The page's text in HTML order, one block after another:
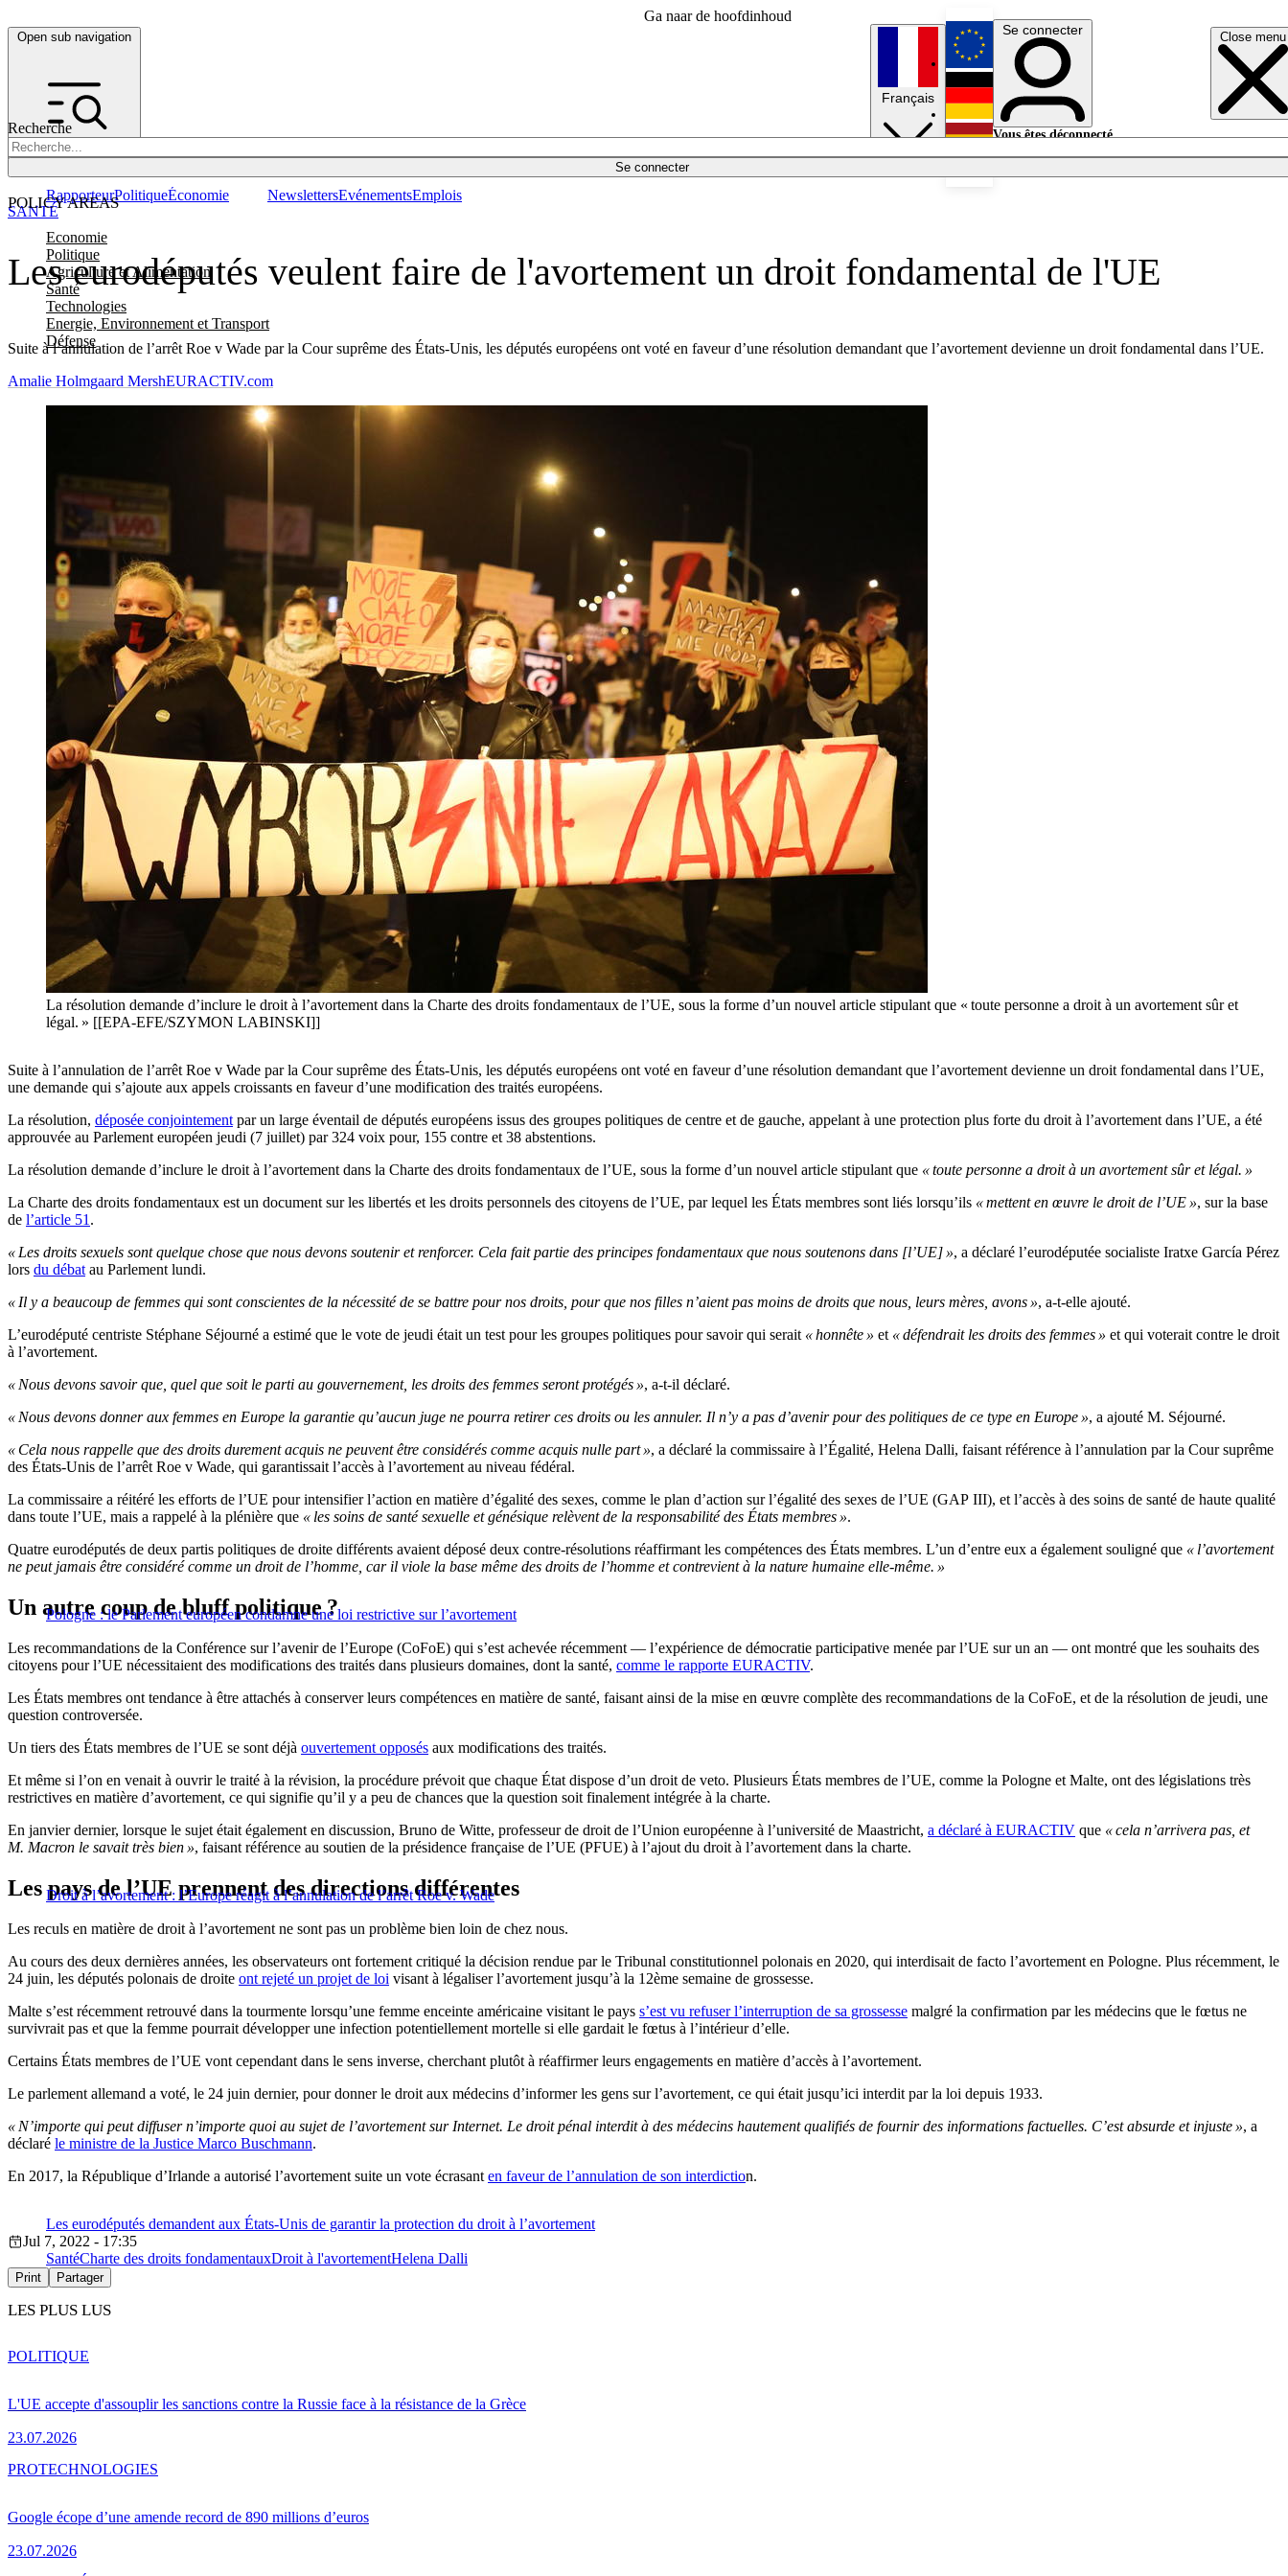
Ga naar de hoofdinhoud
Open sub navigation Close menu
Recherche
Se connecter
POLICY AREAS
Economie
Politique
Agriculture et Alimentation
Santé
Technologies
Energie, Environnement et Transport
Défense
RapporteurPolitiqueÉconomie NewslettersEvénementsEmplois
Français
English
Deutsch
Se connecter
Vous êtes déconnecté.
Les eurodéputés veulent faire de l'avortement un droit fondamental de l'UE
Suite à l’annulation de l’arrêt Roe v Wade par la Cour suprême des États-Unis, les députés européens ont voté en faveur d’une résolution demandant que l’avortement devienne un droit fondamental dans l’UE.
SANTÉ
Amalie Holmgaard MershEURACTIV.com
La résolution demande d’inclure le droit à l’avortement dans la Charte des droits fondamentaux de l’UE, sous la forme d’un nouvel article stipulant que « toute personne a droit à un avortement sûr et
légal. » [[EPA-EFE/SZYMON LABINSKI]]
Suite à l’annulation de l’arrêt Roe v Wade par la Cour suprême des États-Unis, les députés européens ont voté en faveur d’une résolution demandant que l’avortement devienne un droit fondamental dans l’UE,
une demande qui s’ajoute aux appels croissants en faveur d’une modification des traités européens.
La résolution, déposée conjointement par un large éventail de députés européens issus des groupes politiques de centre et de gauche, appelant à une protection plus forte du droit à l’avortement dans l’UE, a été
approuvée au Parlement européen jeudi (7 juillet) par 324 voix pour, 155 contre et 38 abstentions.
La résolution demande d’inclure le droit à l’avortement dans la Charte des droits fondamentaux de l’UE, sous la forme d’un nouvel article stipulant que « toute personne a droit à un avortement sûr et légal. »
La Charte des droits fondamentaux est un document sur les libertés et les droits personnels des citoyens de l’UE, par lequel les États membres sont liés lorsqu’ils « mettent en œuvre le droit de l’UE », sur la base
de l’article 51 .
« Les droits sexuels sont quelque chose que nous devons soutenir et renforcer. Cela fait partie des principes fondamentaux que nous soutenons dans [l’UE] », a déclaré l’eurodéputée socialiste Iratxe García Pérez
lors du débat au Parlement lundi.
« Il y a beaucoup de femmes qui sont conscientes de la nécessité de se battre pour nos droits, pour que nos filles n’aient pas moins de droits que nous, leurs mères, avons », a-t-elle ajouté.
L’eurodéputé centriste Stéphane Séjourné a estimé que le vote de jeudi était un test pour les groupes politiques pour savoir qui serait « honnête » et « défendrait les droits des femmes » et qui voterait contre le droit
à l’avortement.
« Nous devons savoir que, quel que soit le parti au gouvernement, les droits des femmes seront protégés », a-t-il déclaré.
« Nous devons donner aux femmes en Europe la garantie qu’aucun juge ne pourra retirer ces droits ou les annuler. Il n’y a pas d’avenir pour des politiques de ce type en Europe », a ajouté M. Séjourné.
« Cela nous rappelle que des droits durement acquis ne peuvent être considérés comme acquis nulle part », a déclaré la commissaire à l’Égalité, Helena Dalli, faisant référence à l’annulation par la Cour suprême
des États-Unis de l’arrêt Roe v Wade, qui garantissait l’accès à l’avortement au niveau fédéral.
La commissaire a réitéré les efforts de l’UE pour intensifier l’action en matière d’égalité des sexes, comme le plan d’action sur l’égalité des sexes de l’UE (GAP III), et l’accès à des soins de santé de haute qualité
dans toute l’UE, mais a rappelé à la plénière que « les soins de santé sexuelle et génésique relèvent de la responsabilité des États membres ».
Quatre eurodéputés de deux partis politiques de droite différents avaient déposé deux contre-résolutions réaffirmant les compétences des États membres. L’un d’entre eux a également souligné que « l’avortement
ne peut jamais être considéré comme un droit de l’homme, car il viole la base même des droits de l’homme et contrevient à la nature humaine elle-même. »
Pologne : le Parlement européen condamne une loi restrictive sur l’avortement
Un autre coup de bluff politique ?
Les recommandations de la Conférence sur l’avenir de l’Europe (CoFoE) qui s’est achevée récemment — l’expérience de démocratie participative menée par l’UE sur un an — ont montré que les souhaits des
citoyens pour l’UE nécessitaient des modifications des traités dans plusieurs domaines, dont la santé, comme le rapporte EURACTIV.
Les États membres ont tendance à être attachés à conserver leurs compétences en matière de santé, faisant ainsi de la mise en œuvre complète des recommandations de la CoFoE, et de la résolution de jeudi, une
question controversée.
Un tiers des États membres de l’UE se sont déjà ouvertement opposés aux modifications des traités.
Et même si l’on en venait à ouvrir le traité à la révision, la procédure prévoit que chaque État dispose d’un droit de veto. Plusieurs États membres de l’UE, comme la Pologne et Malte, ont des législations très
restrictives en matière d’avortement, ce qui signifie qu’il y a peu de chances que la question soit finalement intégrée à la charte.
En janvier dernier, lorsque le sujet était également en discussion, Bruno de Witte, professeur de droit de l’Union européenne à l’université de Maastricht, a déclaré à EURACTIV que « cela n’arrivera pas, et
M. Macron le savait très bien », faisant référence au soutien de la présidence française de l’UE (PFUE) à l’ajout du droit à l’avortement dans la charte.
Droit à l’avortement : l’Europe réagit à l’annulation de l’arrêt Roe v. Wade
Les pays de l’UE prennent des directions différentes
Les reculs en matière de droit à l’avortement ne sont pas un problème bien loin de chez nous.
Au cours des deux dernières années, les observateurs ont fortement critiqué la décision rendue par le Tribunal constitutionnel polonais en 2020, qui interdisait de facto l’avortement en Pologne. Plus récemment, le
24 juin, les députés polonais de droite ont rejeté un projet de loi visant à légaliser l’avortement jusqu’à la 12ème semaine de grossesse.
Malte s’est récemment retrouvé dans la tourmente lorsqu’une femme enceinte américaine visitant le pays s’est vu refuser l’interruption de sa grossesse malgré la confirmation par les médecins que le fœtus ne
survivrait pas et que la femme pourrait développer une infection potentiellement mortelle si elle gardait le fœtus à l’intérieur d’elle.
Certains États membres de l’UE vont cependant dans le sens inverse, cherchant plutôt à réaffirmer leurs engagements en matière d’accès à l’avortement.
Le parlement allemand a voté, le 24 juin dernier, pour donner le droit aux médecins d’informer les gens sur l’avortement, ce qui était jusqu’ici interdit par la loi depuis 1933.
« N’importe qui peut diffuser n’importe quoi au sujet de l’avortement sur Internet. Le droit pénal interdit à des médecins hautement qualifiés de fournir des informations factuelles. C’est absurde et injuste », a
déclaré le ministre de la Justice Marco Buschmann.
En 2017, la République d’Irlande a autorisé l’avortement suite un vote écrasant en faveur de l’annulation de son interdiction.
Les eurodéputés demandent aux États-Unis de garantir la protection du droit à l’avortement
Jul 7, 2022 - 17:35
SantéCharte des droits fondamentauxDroit à l'avortementHelena Dalli
Print Partager
LES PLUS LUS
L'UE accepte d'assouplir les sanctions contre la Russie face à la résistance de la Grèce
23.07.2026
POLITIQUE
Google écope d’une amende record de 890 millions d’euros
23.07.2026
PROTECHNOLOGIES